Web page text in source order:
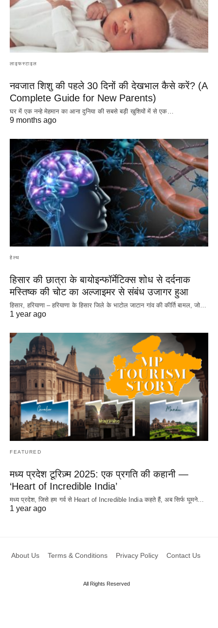
लाइफस्टाइल
नवजात शिशु की पहले 30 दिनों की देखभाल कैसे करें? (A
Complete Guide for New Parents)
घर में एक नन्हे मेहमान का आना दुनिया की सबसे बड़ी खुशियों में से एक…
9 months ago
हेल्थ
हिसार की छात्रा के बायोइन्फॉर्मेटिक्स शोध से दर्दनाक
मस्तिष्क की चोट का अल्जाइमर से संबंध उजागर हुआ
हिसार, हरियाणा – हरियाणा के हिसार जिले के भाटोल जाटान गांव की कीर्ति बामल, जो…
1 year ago
FEATURED
मध्य प्रदेश टूरिज़्म 2025: एक प्रगति की कहानी —
‘Heart of Incredible India’
मध्य प्रदेश, जिसे हम गर्व से Heart of Incredible India कहते हैं, अब सिर्फ घूमने…
1 year ago
About Us Terms & Conditions Privacy Policy Contact Us
All Rights Reserved